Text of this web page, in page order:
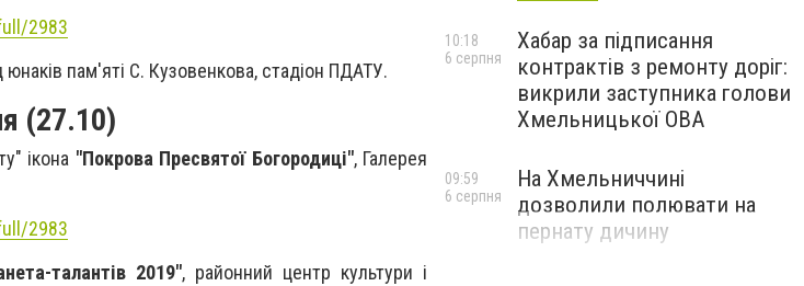
2983
юнаків пам'яті С. Кузовенкова, стадіон ПДАТУ.
(27.10)
ікона "Покрова Пресвятої Богородиці", Галерея
2983
талантів 2019", районний центр культури і
Хабар за підписання
контрактів з ремонту доріг:
викрили заступника голови
Хмельницької ОВА
10:18
6 серпня
На Хмельниччині
дозволили полювати на
пернату дичину
09:59
6 серпня